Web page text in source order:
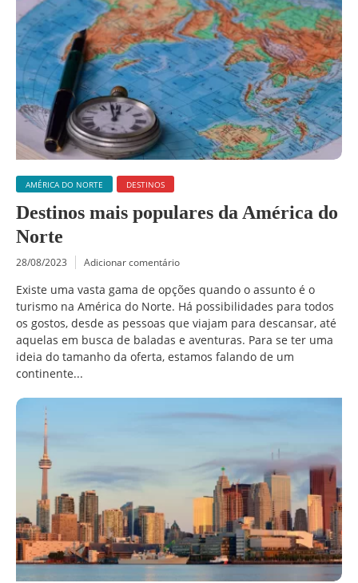
AMÉRICA DO NORTE DESTINOS
Destinos mais populares da América do
Norte
28/08/2023 Adicionar comentário
Existe uma vasta gama de opções quando o assunto é o
turismo na América do Norte. Há possibilidades para todos
os gostos, desde as pessoas que viajam para descansar, até
aquelas em busca de baladas e aventuras. Para se ter uma
ideia do tamanho da oferta, estamos falando de um
continente...